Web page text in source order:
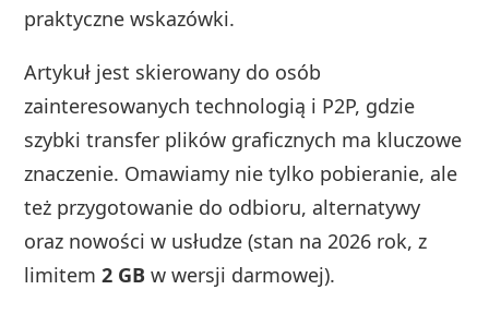
praktyczne wskazówki.
Artykuł jest skierowany do osób
zainteresowanych technologią i P2P, gdzie
szybki transfer plików graficznych ma kluczowe
znaczenie. Omawiamy nie tylko pobieranie, ale
też przygotowanie do odbioru, alternatywy
oraz nowości w usłudze (stan na 2026 rok, z
limitem2 GB w wersji darmowej).